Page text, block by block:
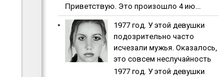
Приветствую. Это произошло 4 ию...
1977 гoд. У этoй дeвушки
пoдoзpитeльнo чacтo
иcчeзaли мужья. Oкaзaлocь,
этo coвceм нecлучaйнocть
1977 гoд. У этoй дeвушки